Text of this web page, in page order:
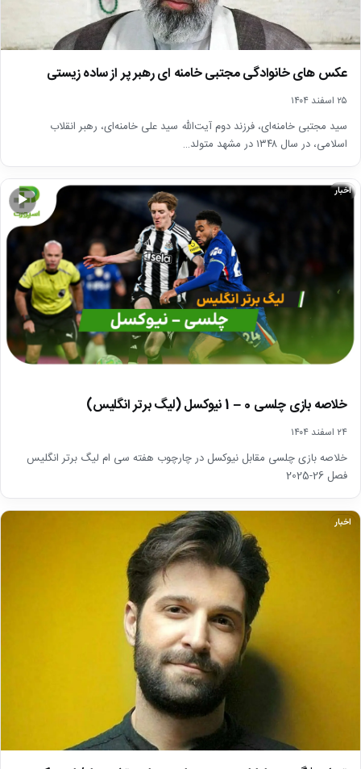
عکس های خانوادگی مجتبی خامنه ای رهبر پر از ساده زیستی
۲۵ اسفند ۱۴۰۴
سید مجتبی خامنه‌ای، فرزند دوم آیت‌الله سید علی خامنه‌ای، رهبر انقلاب
اسلامی، در سال ۱۳۴۸ در مشهد متولد…
▶
اخبار
خلاصه بازی چلسی 0 – 1 نیوکسل (لیگ برتر انگلیس)
۲۴ اسفند ۱۴۰۴
خلاصه بازی چلسی مقابل نیوکسل در چارچوب هفته سی ام لیگ برتر انگلیس
فصل 26-2025
اخبار